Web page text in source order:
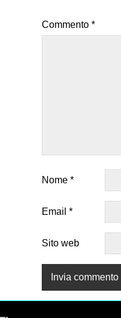
Commento *
Nome *
Email *
Sito web